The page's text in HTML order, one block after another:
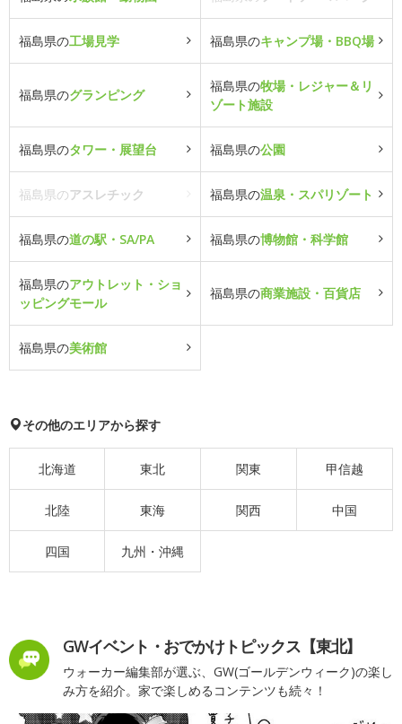
福島県の工場見学 福島県のキャンプ場・BBQ場
福島県のグランピング
福島県の牧場・レジャー＆リ
ゾート施設
福島県のタワー・展望台 福島県の公園
福島県のアスレチック 福島県の温泉・スパリゾート
福島県の道の駅・SA/PA 福島県の博物館・科学館
福島県のアウトレット・ショ
ッピングモール
福島県の商業施設・百貨店
福島県の美術館
その他のエリアから探す
北海道 東北 関東 甲信越
北陸 東海 関西 中国
四国 九州・沖縄
GWイベント・おでかけトピックス【東北】
ウォーカー編集部が選ぶ、GW(ゴールデンウィーク)の楽し
み方を紹介。家で楽しめるコンテンツも続々！